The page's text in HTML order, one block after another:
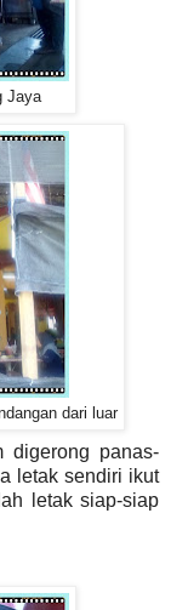
Jaya
dari luar
digerong panas-
letak sendiri ikut
letak siap-siap